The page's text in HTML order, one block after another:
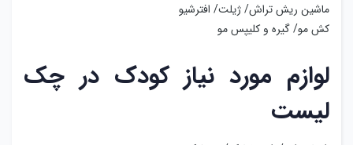
ماشین ریش تراش/ ژیلت/ افترشیو
کش مو/ گیره و کلیپس مو
لوازم مورد نیاز کودک در چک
لیست